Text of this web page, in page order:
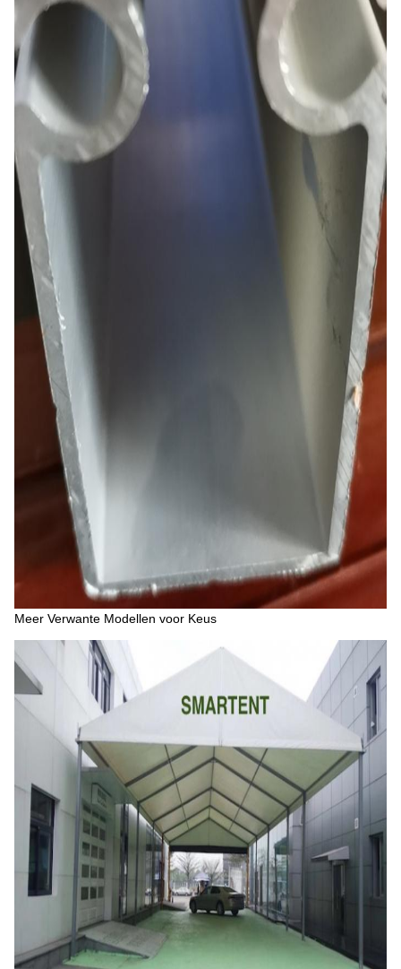
Meer Verwante Modellen voor Keus